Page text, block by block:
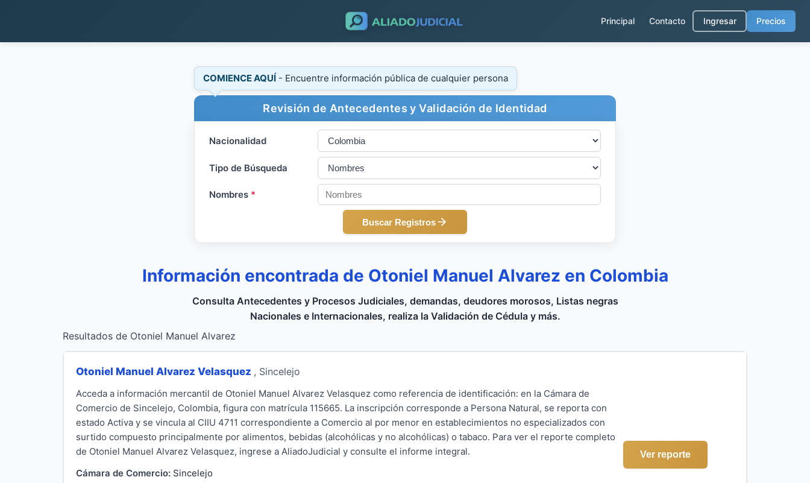
Principal Contacto Ingresar Precios
COMIENCE AQUÍ - Encuentre información pública de cualquier persona
Revisión de Antecedentes y Validación de Identidad
Nacionalidad
Tipo de Búsqueda
Nombres *
Buscar Registros
Información encontrada de Otoniel Manuel Alvarez en Colombia
Consulta Antecedentes y Procesos Judiciales, demandas, deudores morosos, Listas negras
Nacionales e Internacionales, realiza la Validación de Cédula y más.
Resultados de Otoniel Manuel Alvarez
Otoniel Manuel Alvarez Velasquez , Sincelejo
Acceda a información mercantil de Otoniel Manuel Alvarez Velasquez como referencia de identificación: en la Cámara de
Comercio de Sincelejo, Colombia, figura con matrícula 115665. La inscripción corresponde a Persona Natural, se reporta con
estado Activa y se vincula al CIIU 4711 correspondiente a Comercio al por menor en establecimientos no especializados con
surtido compuesto principalmente por alimentos, bebidas (alcohólicas y no alcohólicas) o tabaco. Para ver el reporte completo
de Otoniel Manuel Alvarez Velasquez, ingrese a AliadoJudicial y consulte el informe integral.
Cámara de Comercio: Sincelejo
Ver reporte